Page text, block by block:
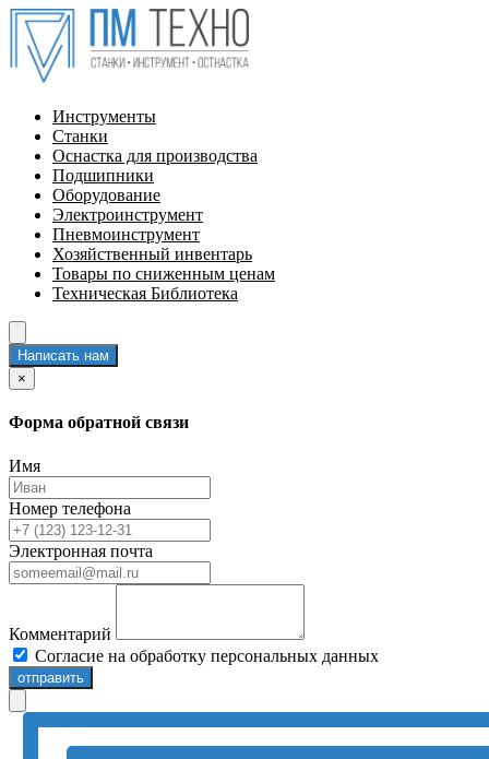
Инструменты
Станки
Оснастка для производства
Подшипники
Оборудование
Электроинструмент
Пневмоинструмент
Хозяйственный инвентарь
Товары по сниженным ценам
Техническая Библиотека
Написать нам
×
Форма обратной связи
Имя
Номер телефона
Электронная почта
Комментарий
Согласие на обработку персональных данных
отправить